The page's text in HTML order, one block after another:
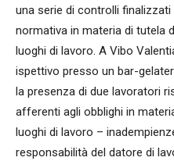
una serie di controlli
normativa in materia di tutela
luoghi di lavoro. A Vibo
ispettivo presso un bar-
la presenza di due lavoratori
afferenti agli obblighi in
luoghi di lavoro –
responsabilità del datore di